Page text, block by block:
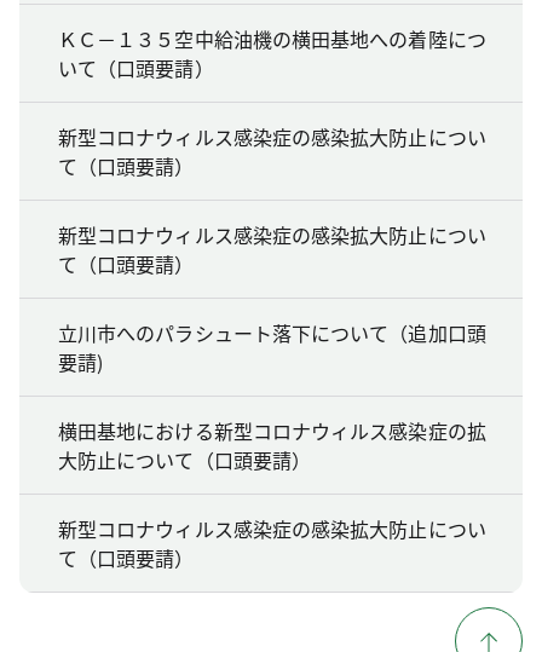
ＫＣ－１３５空中給油機の横田基地への着陸につ
いて（口頭要請）
新型コロナウィルス感染症の感染拡大防止につい
て（口頭要請）
新型コロナウィルス感染症の感染拡大防止につい
て（口頭要請）
立川市へのパラシュート落下について（追加口頭
要請)
横田基地における新型コロナウィルス感染症の拡
大防止について（口頭要請）
新型コロナウィルス感染症の感染拡大防止につい
て（口頭要請）